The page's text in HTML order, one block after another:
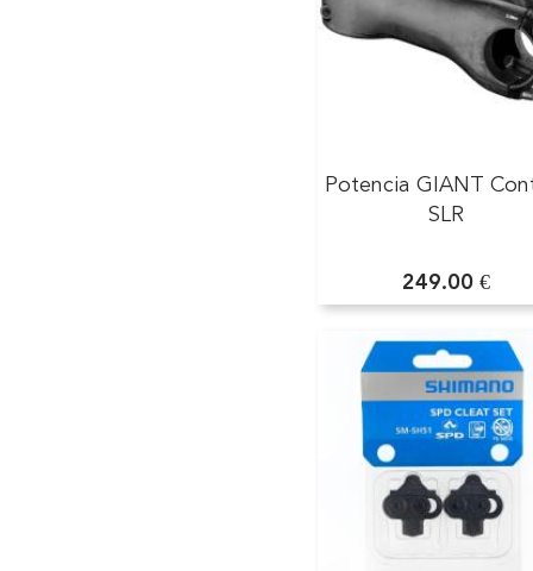
Potencia GIANT
SLR
249.00 €